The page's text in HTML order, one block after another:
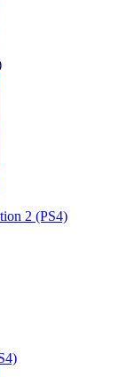
2 (PS4)